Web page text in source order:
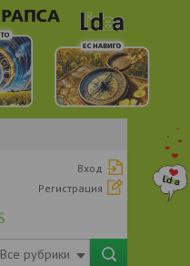
Вход
Регистрация
Все рубрики